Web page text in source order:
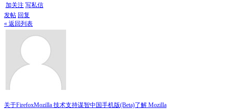
加关注 写私信
发帖 回复
« 返回列表
关于FirefoxMozilla 技术支持谋智中国手机版(Beta)了解 Mozilla